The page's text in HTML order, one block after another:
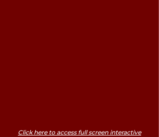
Click here to access full screen interactive